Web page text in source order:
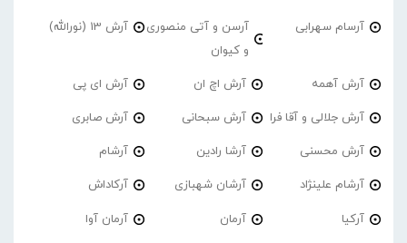
آرسام سهرابی
آرسن و آتی منصوری
و کیوان
آرش 13 (نورالله)
آرش آهمه آرش اچ ان آرش ای پی
آرش جلالی و آقا فرا آرش سبحانی آرش صابری
آرش محسنی آرشا رادین آرشام
آرشام علینژاد آرشان شهبازی آرکاداش
آرکیا آرمان آرمان آوا